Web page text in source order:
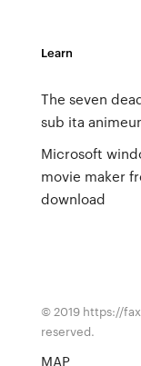
Learn
The seven
sub ita
Microsoft
movie maker
download
© 2019 https://
reserved.
MAP